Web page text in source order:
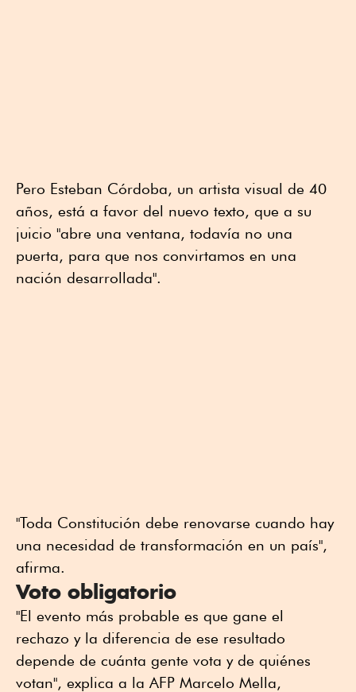
Pero Esteban Córdoba, un artista visual de 40
años, está a favor del nuevo texto, que a su
juicio "abre una ventana, todavía no una
puerta, para que nos convirtamos en una
nación desarrollada".
"Toda Constitución debe renovarse cuando hay
una necesidad de transformación en un país",
afirma.
Voto obligatorio
"El evento más probable es que gane el
rechazo y la diferencia de ese resultado
depende de cuánta gente vota y de quiénes
votan", explica a la AFP Marcelo Mella,